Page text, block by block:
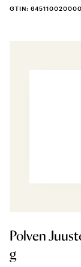
GTIN:
Polven
g